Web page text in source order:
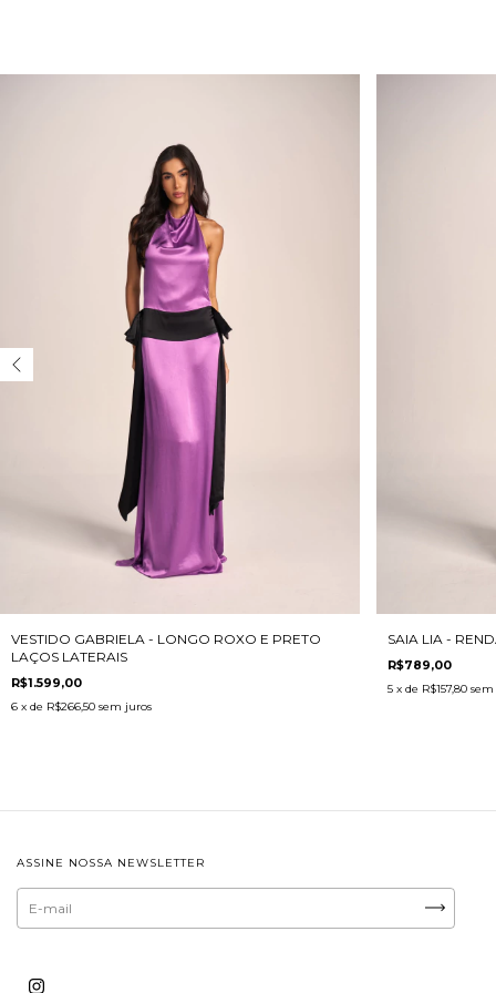
VESTIDO GABRIELA - LONGO ROXO E PRETO
LAÇOS LATERAIS
R$1.599,00
6 x de R$266,50 sem juros
SAIA LIA -
R$789,00
5 x de R$157,80 sem
ASSINE NOSSA NEWSLETTER